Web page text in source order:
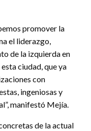
promover la
el liderazgo,
de la izquierda en
ciudad, que ya
con
ingeniosas y
manifestó Mejía.
de la actual